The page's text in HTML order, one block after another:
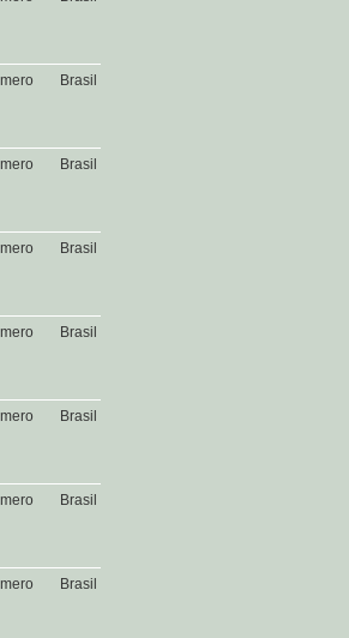
Brasil
Brasil
Brasil
Brasil
Brasil
Brasil
Brasil